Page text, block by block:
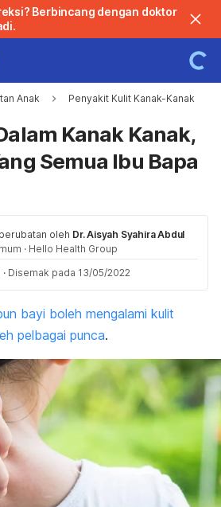
Berbincang dengan doktor
Anak Penyakit Kulit Kanak-Kanak
Kanak Kanak,
Semua Ibu Bapa
oleh Dr. Aisyah Syahira Abdul
· Hello Health Group
· Disemak pada 13/05/2022
bayi boleh mengalami kulit
pelbagai punca.